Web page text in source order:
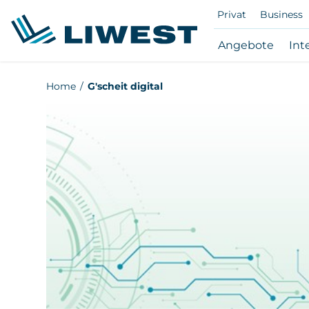
Privat Business
Angebote
Home G'scheit digital